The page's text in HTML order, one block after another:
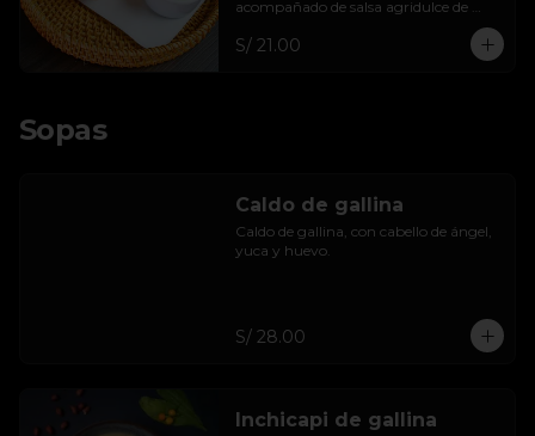
acompañado de salsa agridulce de
S/ 21.00
Sopas
Caldo de gallina
Caldo de gallina, con cabello de ángel,
yuca y huevo.
S/ 28.00
Inchicapi de gallina